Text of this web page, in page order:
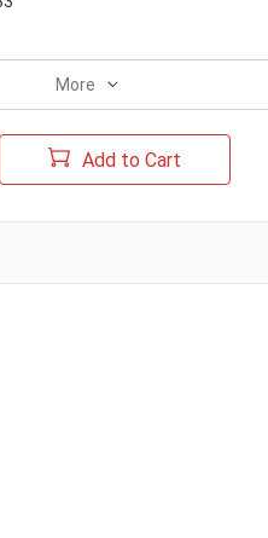
More
Add to Cart